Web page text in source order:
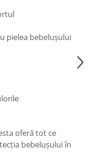
pielea bebelușului
oferă tot ce
bebelușului în